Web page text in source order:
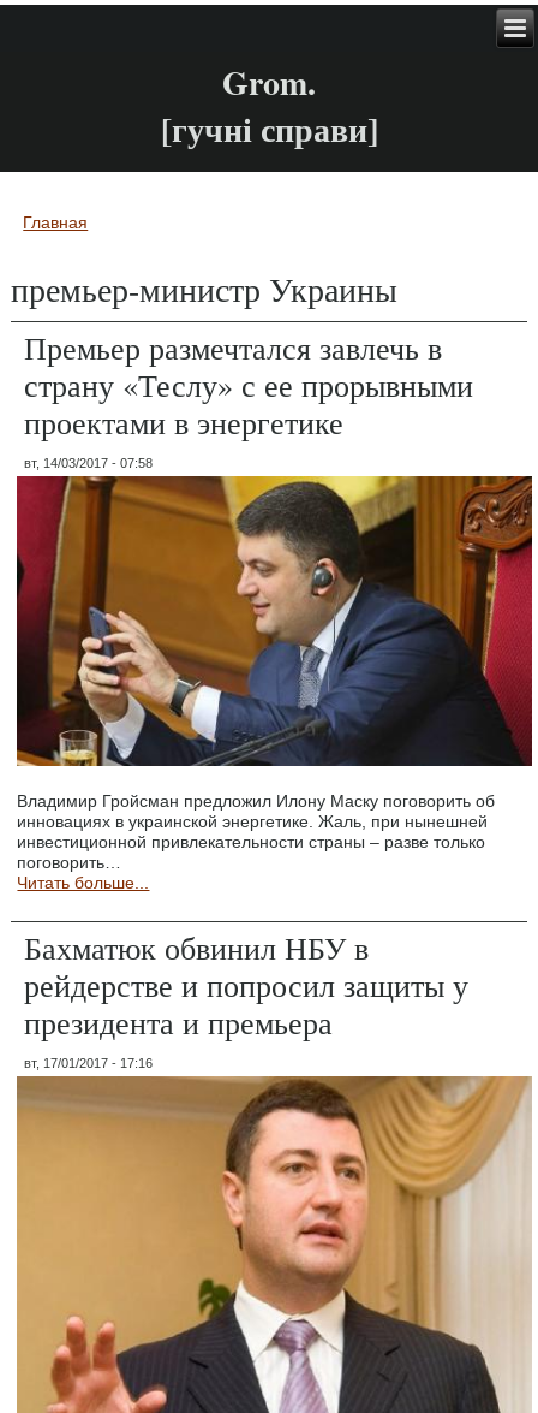
Grom.
[гучні справи]
Вы здесь
Главная
премьер-министр Украины
Премьер размечтался завлечь в
страну «Теслу» с ее прорывными
проектами в энергетике
вт, 14/03/2017 - 07:58
Владимир Гройсман предложил Илону Маску поговорить об
инновациях в украинской энергетике. Жаль, при нынешней
инвестиционной привлекательности страны – разве только
поговорить…
Читать больше...
Бахматюк обвинил НБУ в
рейдерстве и попросил защиты у
президента и премьера
вт, 17/01/2017 - 17:16